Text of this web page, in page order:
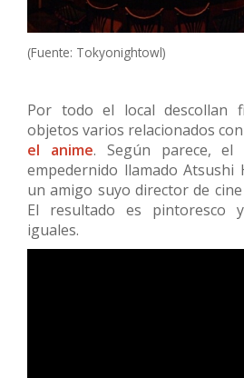
(Fuente: Tokyonightowl)
Por todo el local descollan
objetos varios relacionados
el anime. Según parece, el
empedernido llamado Atsushi
un amigo suyo director de
El resultado es pintoresco
iguales.